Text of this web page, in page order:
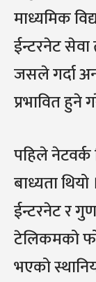
माध्यमिक
ईन्टरनेट
जसले गर्दा
प्रभावित हुने
पहिले नेटवर्क
बाध्यता
ईन्टरनेट र
टेलिकमको
भएको